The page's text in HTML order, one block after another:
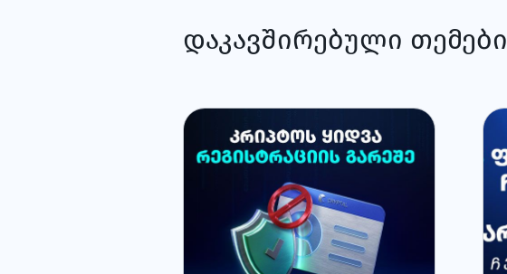
დაკავშირებული თემები